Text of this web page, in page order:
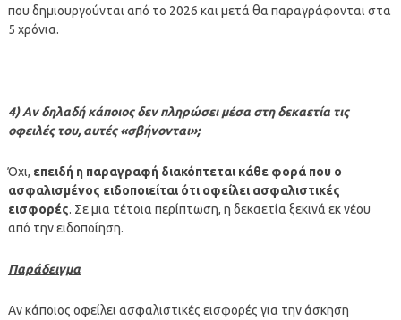
που δημιουργούνται από το 2026 και μετά θα παραγράφονται στα
5 χρόνια.
4) Αν δηλαδή κάποιος δεν πληρώσει μέσα στη δεκαετία τις
οφειλές του, αυτές «σβήνονται»;
Όχι, επειδή η παραγραφή διακόπτεται κάθε φορά που ο
ασφαλισμένος ειδοποιείται ότι οφείλει ασφαλιστικές
εισφορές. Σε μια τέτοια περίπτωση, η δεκαετία ξεκινά εκ νέου
από την ειδοποίηση.
Παράδειγμα
Αν κάποιος οφείλει ασφαλιστικές εισφορές για την άσκηση